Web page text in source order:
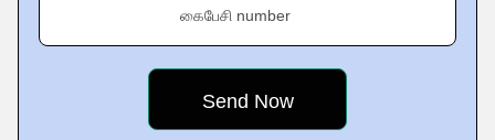
கைபேசி number